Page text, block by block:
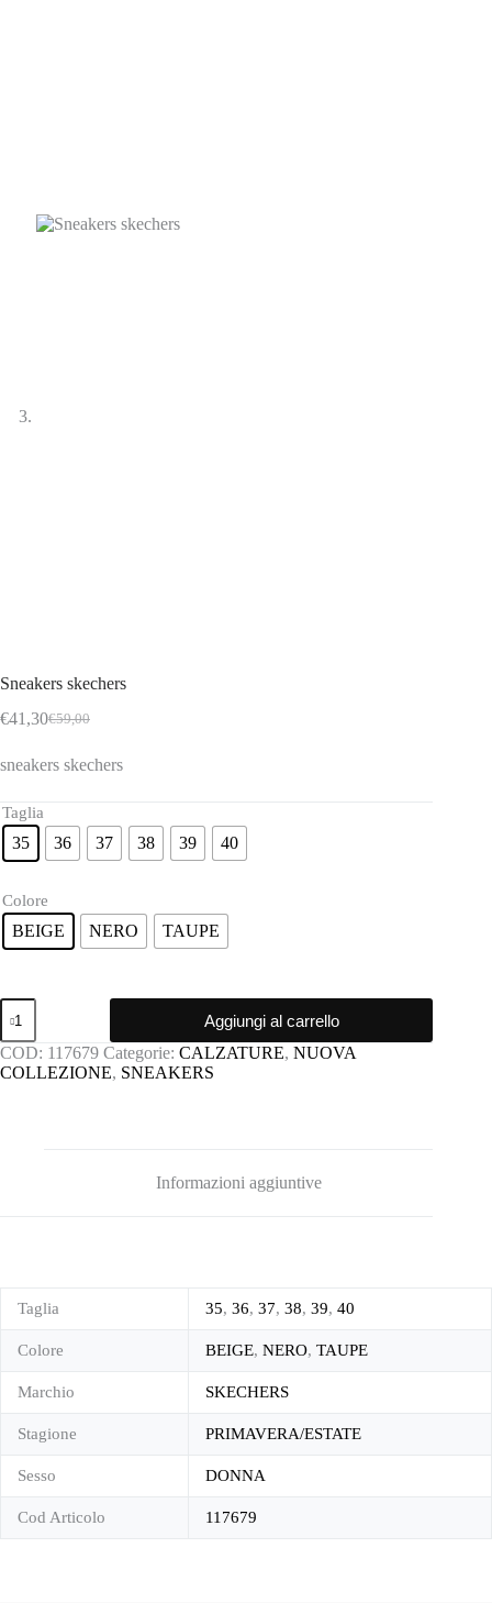
Sneakers skechers
€59,00
Il
originale
€41,30Il
attuale
sneakers skechers
Taglia
35 36 37 38 39 40
Colore
BEIGE NERO TAUPE
Sneakers
skechers
quantità
Aggiungi al carrello
COD: 117679 Categorie: CALZATURE, NUOVA
COLLEZIONE, SNEAKERS
Informazioni aggiuntive
Taglia 35, 36, 37, 38, 39, 40
Colore BEIGE, NERO, TAUPE
Marchio SKECHERS
Stagione PRIMAVERA/ESTATE
Sesso DONNA
Cod Articolo 117679